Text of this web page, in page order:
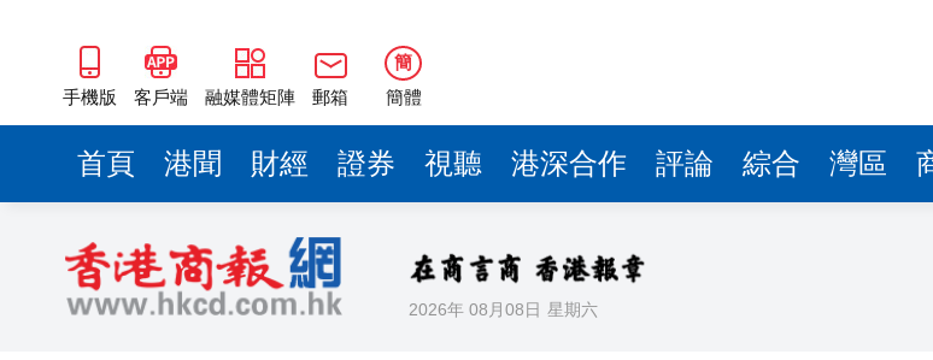
手機版 客戶端 融媒體矩陣 郵箱
簡
簡體
首頁 港聞 財經 證券 視聽 港深合作 評論 綜合 灣區
2026年 08月08日 星期六
有片丨外交部回應特朗普委內瑞拉石油言論 拉美國家有權自主選擇合作夥
50餘位頂尖專家共話時代命題
海南澄邁文儒煥新升級 五組數據見證文儒沉香從傳統邁向現代
2025年海南儋州以舊換新帶動消費約18億元
山東26戶省屬國企去年合計營收2.58萬億 利潤總額近936億